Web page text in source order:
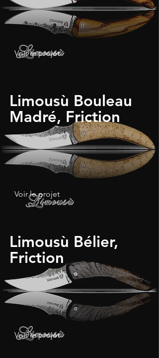
Voir le projet
Limousù Bouleau
Madré, Friction
Voir le projet
Limousù Bélier,
Friction
Voir le projet